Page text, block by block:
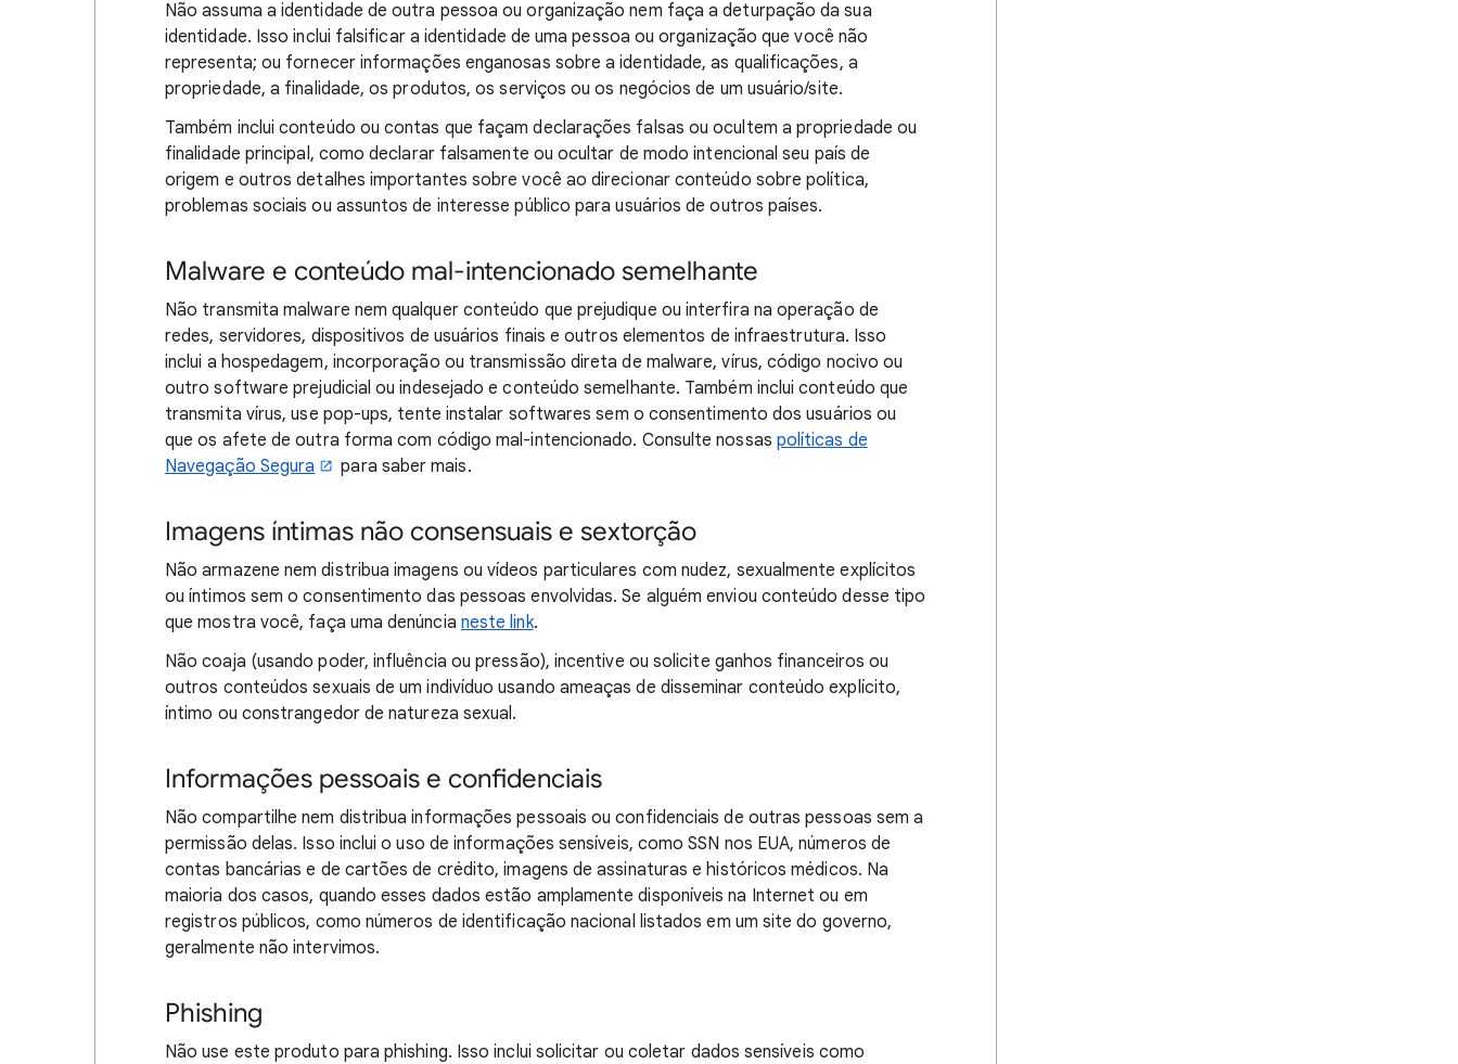
Não assuma a identidade de outra pessoa ou organização nem faça a deturpação da sua
identidade. Isso inclui falsificar a identidade de uma pessoa ou organização que você não
representa; ou fornecer informações enganosas sobre a identidade, as qualificações, a
propriedade, a finalidade, os produtos, os serviços ou os negócios de um usuário/site.
Também inclui conteúdo ou contas que façam declarações falsas ou ocultem a propriedade ou
finalidade principal, como declarar falsamente ou ocultar de modo intencional seu país de
origem e outros detalhes importantes sobre você ao direcionar conteúdo sobre política,
problemas sociais ou assuntos de interesse público para usuários de outros países.
Malware e conteúdo mal-intencionado semelhante
Não transmita malware nem qualquer conteúdo que prejudique ou interfira na operação de
redes, servidores, dispositivos de usuários finais e outros elementos de infraestrutura. Isso
inclui a hospedagem, incorporação ou transmissão direta de malware, vírus, código nocivo ou
outro software prejudicial ou indesejado e conteúdo semelhante. Também inclui conteúdo que
transmita vírus, use pop-ups, tente instalar softwares sem o consentimento dos usuários ou
que os afete de outra forma com código mal-intencionado. Consulte nossas políticas de
Navegação Segura
para saber mais.
Imagens íntimas não consensuais e sextorção
Não armazene nem distribua imagens ou vídeos particulares com nudez, sexualmente explícitos
ou íntimos sem o consentimento das pessoas envolvidas. Se alguém enviou conteúdo desse tipo
que mostra você, faça uma denúncia neste link.
Não coaja (usando poder, influência ou pressão), incentive ou solicite ganhos financeiros ou
outros conteúdos sexuais de um indivíduo usando ameaças de disseminar conteúdo explícito,
íntimo ou constrangedor de natureza sexual.
Informações pessoais e confidenciais
Não compartilhe nem distribua informações pessoais ou confidenciais de outras pessoas sem a
permissão delas. Isso inclui o uso de informações sensíveis, como SSN nos EUA, números de
contas bancárias e de cartões de crédito, imagens de assinaturas e históricos médicos. Na
maioria dos casos, quando esses dados estão amplamente disponíveis na Internet ou em
registros públicos, como números de identificação nacional listados em um site do governo,
geralmente não intervimos.
Phishing
Não use este produto para phishing. Isso inclui solicitar ou coletar dados sensíveis como